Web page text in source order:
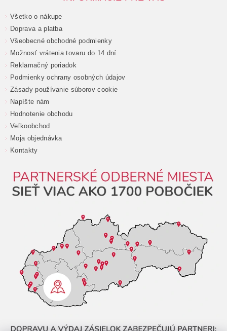
Všetko o nákupe
Doprava a platba
Všeobecné obchodné podmienky
Možnosť vrátenia tovaru do 14 dní
Reklamačný poriadok
Podmienky ochrany osobných údajov
Zásady používanie súborov cookie
Napíšte nám
Hodnotenie obchodu
Veľkoobchod
Moja objednávka
Kontakty